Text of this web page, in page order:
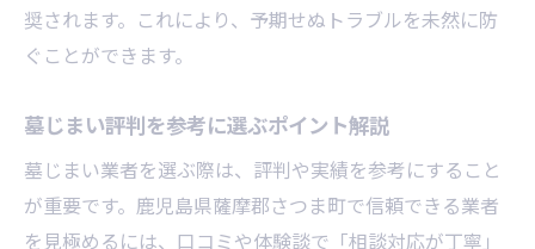
奨されます。これにより、予期せぬトラブルを未然に防
ぐことができます。
墓じまい評判を参考に選ぶポイント解説
墓じまい業者を選ぶ際は、評判や実績を参考にすること
が重要です。鹿児島県薩摩郡さつま町で信頼できる業者
を見極めるには、口コミや体験談で「相談対応が丁寧」